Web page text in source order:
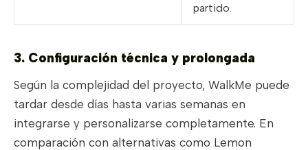
partido.
3. Configuración técnica y prolongada
Según la complejidad del proyecto, WalkMe puede
tardar desde días hasta varias semanas en
integrarse y personalizarse completamente. En
comparación con alternativas como Lemon